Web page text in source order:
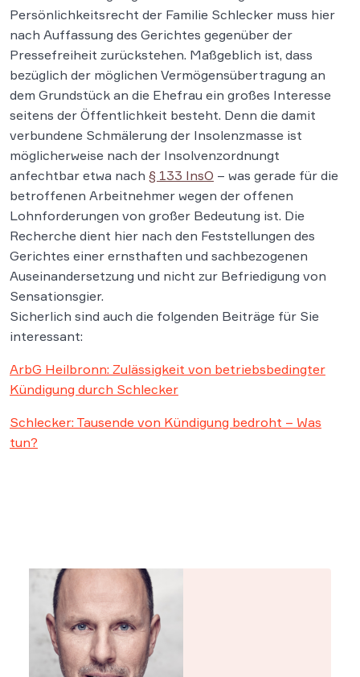
Persönlichkeitsrecht der Familie Schlecker muss hier
nach Auffassung des Gerichtes gegenüber der
Pressefreiheit zurückstehen. Maßgeblich ist, dass
bezüglich der möglichen Vermögensübertragung an
dem Grundstück an die Ehefrau ein großes Interesse
seitens der Öffentlichkeit besteht. Denn die damit
verbundene Schmälerung der Insolenzmasse ist
möglicherweise nach der Insolvenzordnungt
anfechtbar etwa nach § 133 InsO – was gerade für die
betroffenen Arbeitnehmer wegen der offenen
Lohnforderungen von großer Bedeutung ist. Die
Recherche dient hier nach den Feststellungen des
Gerichtes einer ernsthaften und sachbezogenen
Auseinandersetzung und nicht zur Befriedigung von
Sensationsgier.
Sicherlich sind auch die folgenden Beiträge für Sie
interessant:
ArbG Heilbronn: Zulässigkeit von betriebsbedingter
Kündigung durch Schlecker
Schlecker: Tausende von Kündigung bedroht – Was
tun?